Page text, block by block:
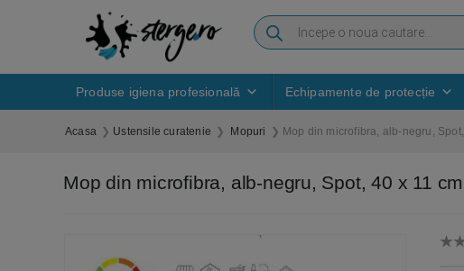
Produse igiena profesională Echipamente de protecție
Acasa Ustensile curatenie Mopuri Mop din microfibra, alb-negru,
Mop din microfibra, alb-negru, Spot, 40 x 11